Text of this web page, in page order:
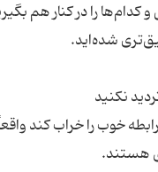
و کدام‌ها را در کنار هم
خوب را خراب کند